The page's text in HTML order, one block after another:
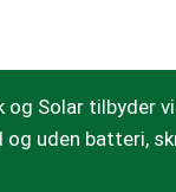
og Solar tilbyder
og uden batteri,